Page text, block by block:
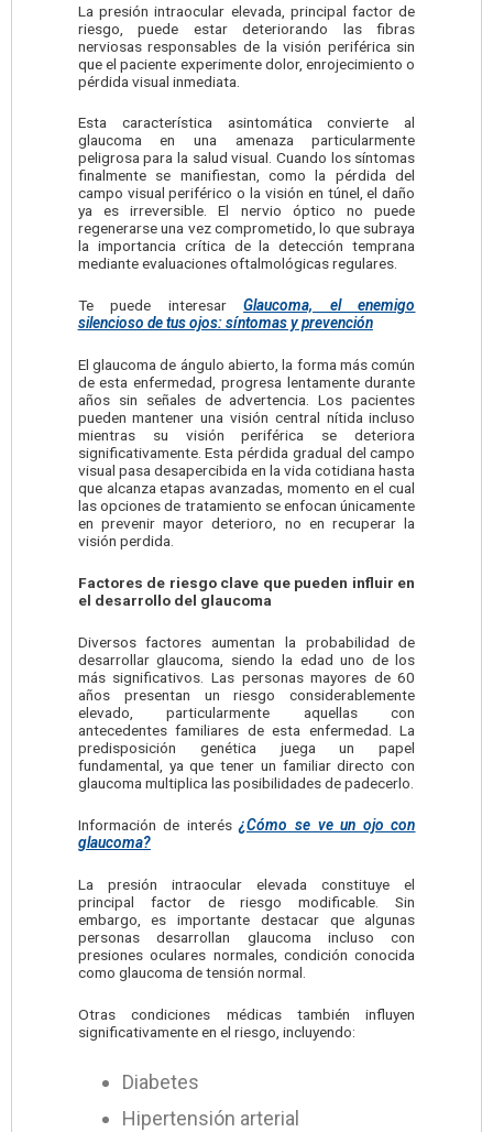
La presión intraocular elevada, principal factor de
riesgo, puede estar deteriorando las fibras
nerviosas responsables de la visión periférica sin
que el paciente experimente dolor, enrojecimiento o
pérdida visual inmediata.
Esta característica asintomática convierte al
glaucoma en una amenaza particularmente
peligrosa para la salud visual. Cuando los síntomas
finalmente se manifiestan, como la pérdida del
campo visual periférico o la visión en túnel, el daño
ya es irreversible. El nervio óptico no puede
regenerarse una vez comprometido, lo que subraya
la importancia crítica de la detección temprana
mediante evaluaciones oftalmológicas regulares.
Te puede interesarGlaucoma, el enemigo
silencioso de tus ojos: síntomas y prevención
El glaucoma de ángulo abierto, la forma más común
de esta enfermedad, progresa lentamente durante
años sin señales de advertencia. Los pacientes
pueden mantener una visión central nítida incluso
mientras su visión periférica se deteriora
significativamente. Esta pérdida gradual del campo
visual pasa desapercibida en la vida cotidiana hasta
que alcanza etapas avanzadas, momento en el cual
las opciones de tratamiento se enfocan únicamente
en prevenir mayor deterioro, no en recuperar la
visión perdida.
Factores de riesgo clave que pueden influir en
el desarrollo del glaucoma
Diversos factores aumentan la probabilidad de
desarrollar glaucoma, siendo la edad uno de los
más significativos. Las personas mayores de 60
años presentan un riesgo considerablemente
elevado, particularmente aquellas con
antecedentes familiares de esta enfermedad. La
predisposición genética juega un papel
fundamental, ya que tener un familiar directo con
glaucoma multiplica las posibilidades de padecerlo.
Información de interés¿Cómo se ve un ojo con
glaucoma?
La presión intraocular elevada constituye el
principal factor de riesgo modificable. Sin
embargo, es importante destacar que algunas
personas desarrollan glaucoma incluso con
presiones oculares normales, condición conocida
como glaucoma de tensión normal.
Otras condiciones médicas también influyen
significativamente en el riesgo, incluyendo:
Diabetes
Hipertensión arterial